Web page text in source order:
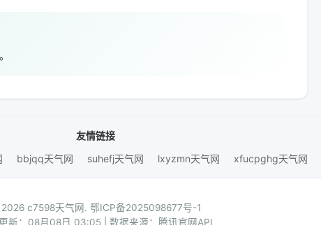
友情链接
bbjqq天气网 suhefj天气网 lxyzmn天气网 xfucpghg天气网
c7598天气网. 鄂ICP备2025098677号-1
新：08月08日 03:05 | 数据来源：腾讯官网API